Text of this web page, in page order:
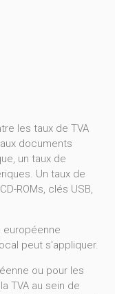
les taux de TVA
documents
un taux de
Un taux de
ROMs, clés USB,
européenne
peut s'appliquer.
ou pour les
TVA au sein de